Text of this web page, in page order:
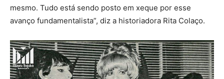
mesmo. Tudo está sendo posto em xeque por esse
avanço fundamentalista”, diz a historiadora Rita Colaço.